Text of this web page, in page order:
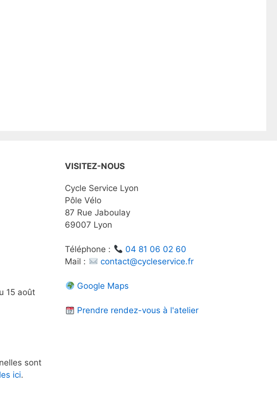
15 août
sont
ici.
VISITEZ-NOUS
Cycle Service Lyon
Pôle Vélo
87 Rue Jaboulay
69007 Lyon
Téléphone :
04 81 06 02 60
Mail :
contact@cycleservice.fr
Google Maps
Prendre rendez-vous à l'atelier